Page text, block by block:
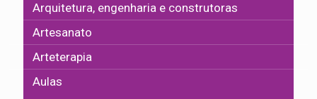
Arquitetura, engenharia e construtoras
Artesanato
Arteterapia
Aulas